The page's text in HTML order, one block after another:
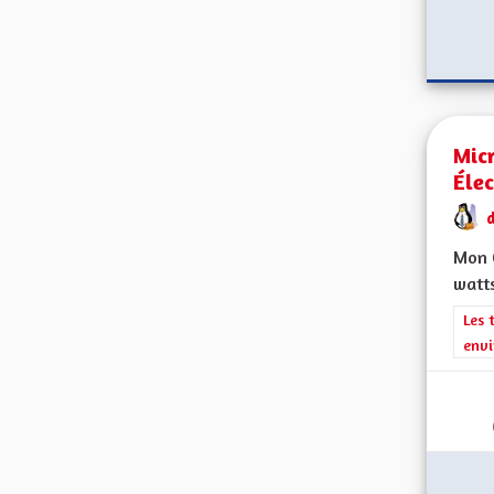
Mon
Les